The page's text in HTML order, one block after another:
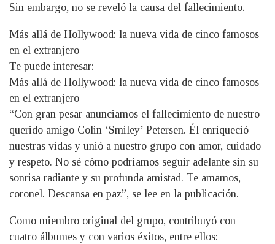
Sin embargo, no se reveló la causa del fallecimiento.
Más allá de Hollywood: la nueva vida de cinco famosos
en el extranjero
Te puede interesar:
Más allá de Hollywood: la nueva vida de cinco famosos
en el extranjero
“Con gran pesar anunciamos el fallecimiento de nuestro
querido amigo Colin ‘Smiley’ Petersen. Él enriqueció
nuestras vidas y unió a nuestro grupo con amor, cuidado
y respeto. No sé cómo podríamos seguir adelante sin su
sonrisa radiante y su profunda amistad. Te amamos,
coronel. Descansa en paz”, se lee en la publicación.
Como miembro original del grupo, contribuyó con
cuatro álbumes y con varios éxitos, entre ellos: